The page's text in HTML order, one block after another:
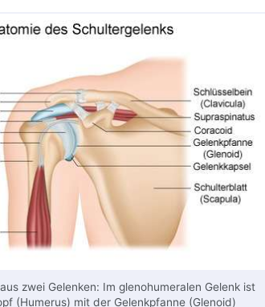
zwei Gelenken: Im glenohumeralen Gelenk ist
(Humerus) mit der Gelenkpfanne (Glenoid)